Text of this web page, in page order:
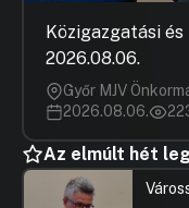
Közigazgatási
2026.08.06.
Győr MJV
2026.08.06.
Az elmúlt hét